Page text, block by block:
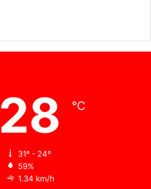
28 ℃
31º - 24º
59%
1.34 km/h